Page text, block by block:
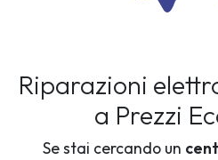
Riparazioni
a Prezzi
Se stai cercando un